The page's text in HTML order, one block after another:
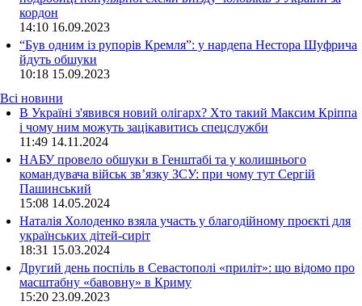
кордон
14:10 16.09.2023
“Був одним із рупорів Кремля”: у нардепа Нестора Шуфрича
йдуть обшуки
10:18 15.09.2023
Всі новини
В Україні з'явився новий олігарх? Хто такий Максим Кріппа
і чому ним можуть зацікавитись спецслужби
11:49 14.11.2024
НАБУ провело обшуки в Генштабі та у колишнього
командувача військ зв’язку ЗСУ: при чому тут Сергій
Пашинський
15:08 14.05.2024
Наталія Холоденко взяла участь у благодійному проєкті для
українських дітей-сиріт
18:31 15.03.2024
Другий день поспіль в Севастополі «приліт»: що відомо про
масштабну «бавовну» в Криму
15:20 23.09.2023